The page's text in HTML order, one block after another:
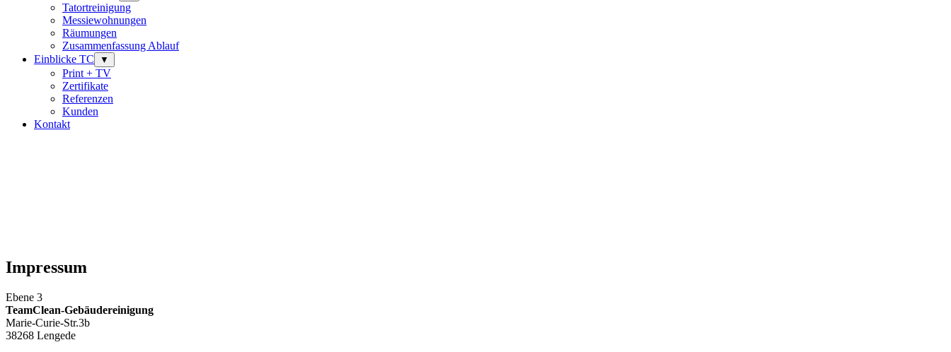
Tatortreinigung
Messiewohnungen
Räumungen
Zusammenfassung Ablauf
Einblicke TC
▼
Print + TV
Zertifikate
Referenzen
Kunden
Kontakt
Impressum
Ebene 3
TeamClean-Gebäudereinigung
Marie-Curie-Str.3b
38268 Lengede